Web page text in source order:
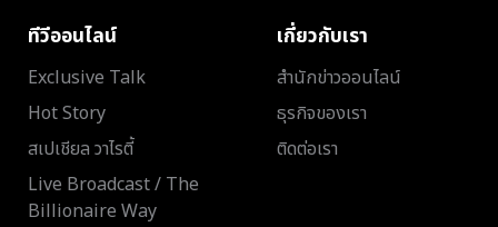
ทีวีออนไลน์
Exclusive Talk
Hot Story
สเปเชียล วาไรตี้
Live Broadcast / The
Billionaire Way
เกี่ยวกับเรา
สำนักข่าวออนไลน์
ธุรกิจของเรา
ติดต่อเรา